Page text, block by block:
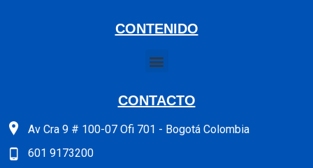
CONTENIDO
CONTACTO
Av Cra 9 # 100-07 Ofi 701 - Bogotá Colombia
601 9173200